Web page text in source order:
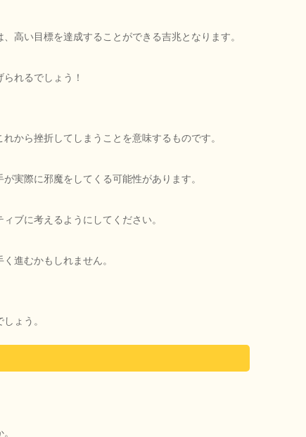
高い目標を達成することができる吉兆となります。
れるでしょう！
から挫折してしまうことを意味するものです。
実際に邪魔をしてくる可能性があります。
ブに考えるようにしてください。
進むかもしれません。
ょう。